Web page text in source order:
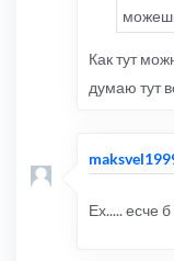
Как тут
думаю тут
Ех..... есче